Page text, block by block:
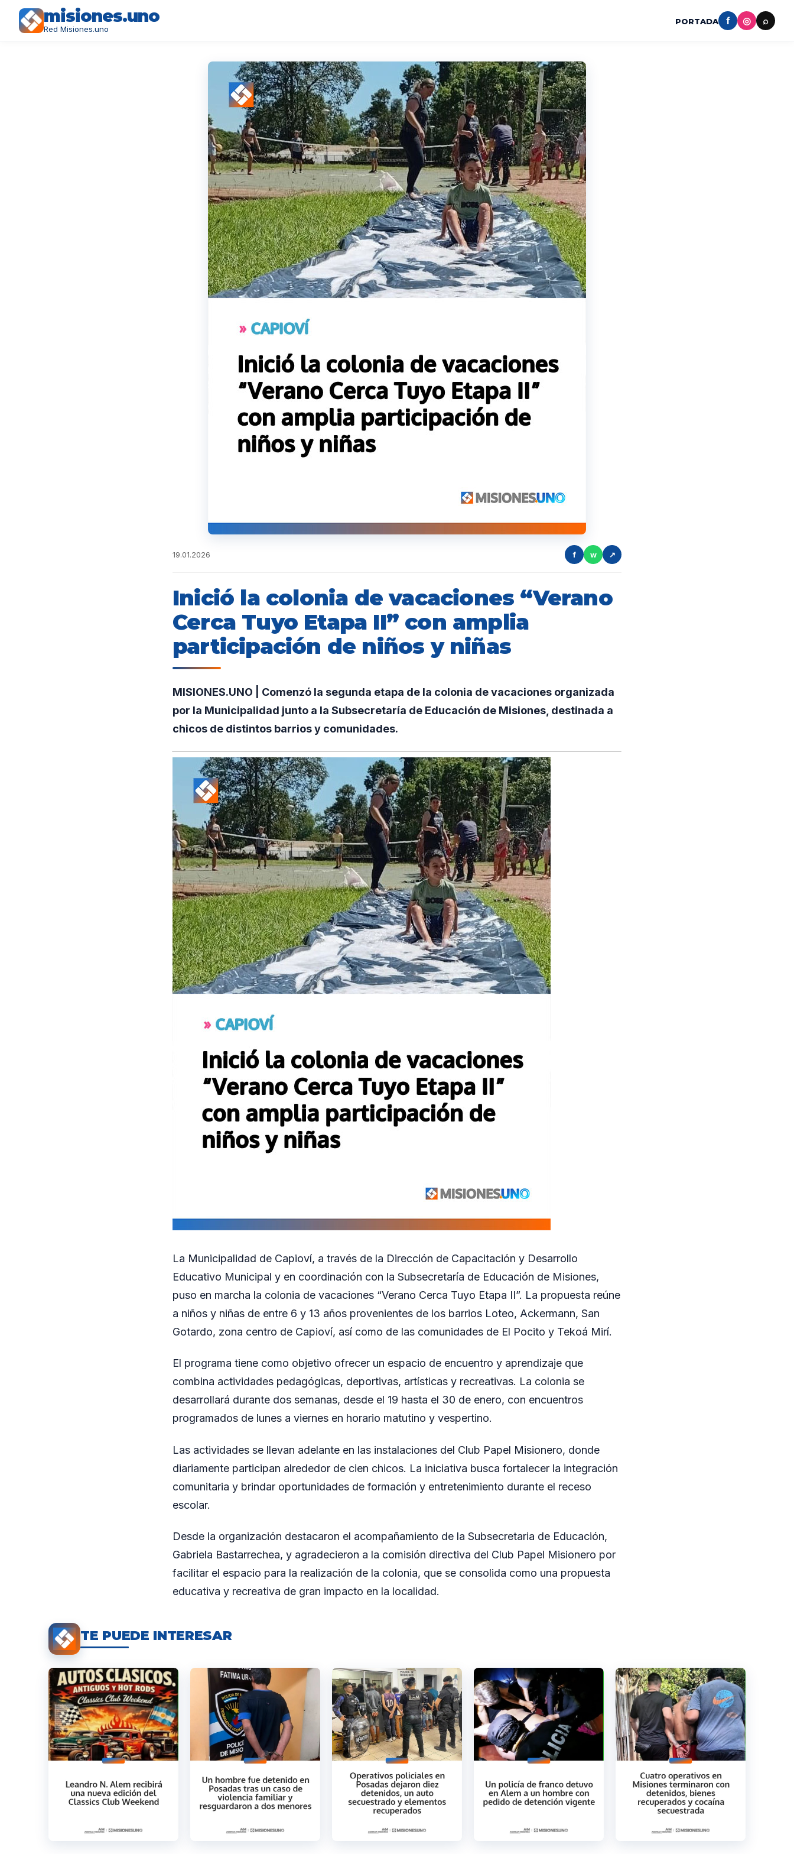
misiones.uno
Red Misiones.uno
PORTADA f ◎ ⌕
19.01.2026 f w ↗
Inició la colonia de vacaciones “Verano
Cerca Tuyo Etapa II” con amplia
participación de niños y niñas
MISIONES.UNO | Comenzó la segunda etapa de la colonia de vacaciones organizada
por la Municipalidad junto a la Subsecretaría de Educación de Misiones, destinada a
chicos de distintos barrios y comunidades.
La Municipalidad de Capioví, a través de la Dirección de Capacitación y Desarrollo
Educativo Municipal y en coordinación con la Subsecretaría de Educación de Misiones,
puso en marcha la colonia de vacaciones “Verano Cerca Tuyo Etapa II”. La propuesta reúne
a niños y niñas de entre 6 y 13 años provenientes de los barrios Loteo, Ackermann, San
Gotardo, zona centro de Capioví, así como de las comunidades de El Pocito y Tekoá Mirí.
El programa tiene como objetivo ofrecer un espacio de encuentro y aprendizaje que
combina actividades pedagógicas, deportivas, artísticas y recreativas. La colonia se
desarrollará durante dos semanas, desde el 19 hasta el 30 de enero, con encuentros
programados de lunes a viernes en horario matutino y vespertino.
Las actividades se llevan adelante en las instalaciones del Club Papel Misionero, donde
diariamente participan alrededor de cien chicos. La iniciativa busca fortalecer la integración
comunitaria y brindar oportunidades de formación y entretenimiento durante el receso
escolar.
Desde la organización destacaron el acompañamiento de la Subsecretaria de Educación,
Gabriela Bastarrechea, y agradecieron a la comisión directiva del Club Papel Misionero por
facilitar el espacio para la realización de la colonia, que se consolida como una propuesta
educativa y recreativa de gran impacto en la localidad.
TE PUEDE INTERESAR